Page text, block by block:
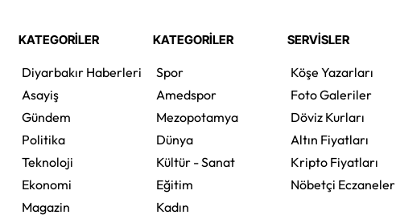
KATEGORİLER
Diyarbakır Haberleri
Asayiş
Gündem
Politika
Teknoloji
Ekonomi
Magazin
KATEGORİLER
Spor
Amedspor
Mezopotamya
Dünya
Kültür - Sanat
Eğitim
Kadın
SERVİSLER
Köşe Yazarları
Foto Galeriler
Döviz Kurları
Altın Fiyatları
Kripto Fiyatları
Nöbetçi Eczaneler